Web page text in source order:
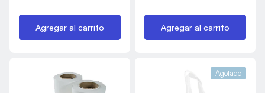
Agregar al carrito Agregar al carrito
Agotado